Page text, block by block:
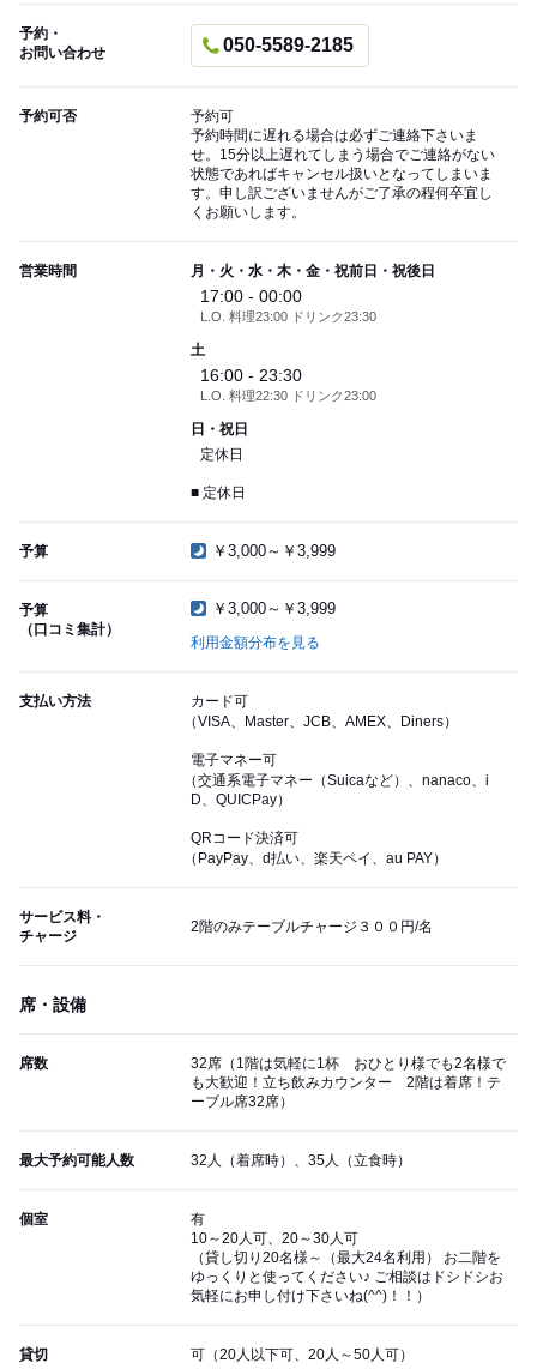
予約・
お問い合わせ
050-5589-2185
予約可否
予約可
予約時間に遅れる場合は必ずご連絡下さいま
せ。15分以上遅れてしまう場合でご連絡がない
状態であればキャンセル扱いとなってしまいま
す。申し訳ございませんがご了承の程何卒宜し
くお願いします。
営業時間 月・火・水・木・金・祝前日・祝後日
17:00 - 00:00
L.O. 料理23:00 ドリンク23:30
土
16:00 - 23:30
L.O. 料理22:30 ドリンク23:00
日・祝日
定休日
■ 定休日
予算 ￥3,000～￥3,999
予算
（口コミ集計）
￥3,000～￥3,999
利用金額分布を見る
支払い方法
カード可
（VISA、Master、JCB、AMEX、Diners）
電子マネー可
（交通系電子マネー（Suicaなど）、nanaco、i
D、QUICPay）
QRコード決済可
（PayPay、d払い、楽天ペイ、au PAY）
サービス料・
チャージ
2階のみテーブルチャージ３００円/名
席・設備
席数
32席（1階は気軽に1杯 おひとり様でも2名様で
も大歓迎！立ち飲みカウンター 2階は着席！テ
ーブル席32席）
最大予約可能人数 32人（着席時）、35人（立食時）
個室
有
10～20人可、20～30人可
（貸し切り20名様～（最大24名利用） お二階を
ゆっくりと使ってください♪ ご相談はドシドシお
気軽にお申し付け下さいね(^^)！！）
貸切 可（20人以下可、20人～50人可）